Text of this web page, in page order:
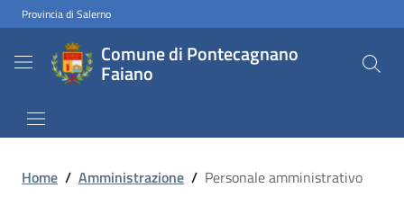
Provincia di Salerno
Comune di Pontecagnano
Faiano
Home / Amministrazione / Personale amministrativo